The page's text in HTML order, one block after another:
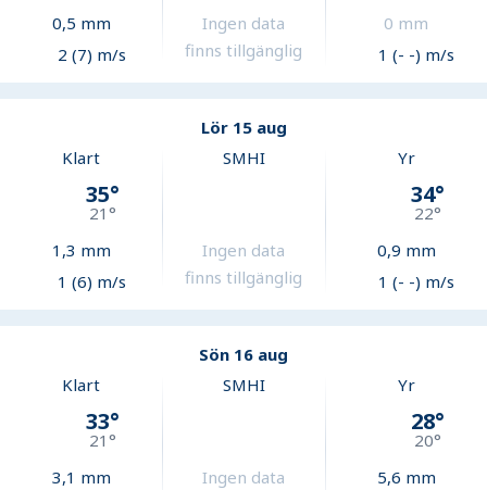
0,5 mm
2 (7) m/s
Ingen data
finns tillgänglig
0 mm
1 (- -) m/s
Lör 15 aug
Klart
35°
21°
1,3 mm
1 (6) m/s
SMHI
Ingen data
finns tillgänglig
Yr
34°
22°
0,9 mm
1 (- -) m/s
Sön 16 aug
Klart
33°
21°
3,1 mm
SMHI
Ingen data
Yr
28°
20°
5,6 mm